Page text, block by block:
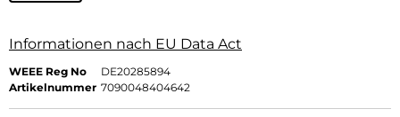
Informationen nach EU Data Act
WEEE Reg No
DE20285894
Artikelnummer 7090048404642